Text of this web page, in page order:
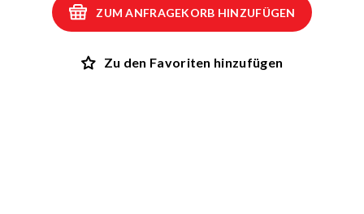
ZUM ANFRAGEKORB HINZUFÜGEN
Zu den Favoriten hinzufügen